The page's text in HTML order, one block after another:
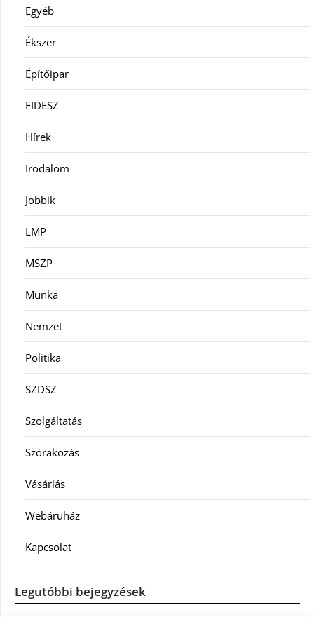
Egyéb
Ékszer
Építőipar
FIDESZ
Hírek
Irodalom
Jobbik
LMP
MSZP
Munka
Nemzet
Politika
SZDSZ
Szolgáltatás
Szórakozás
Vásárlás
Webáruház
Kapcsolat
Legutóbbi bejegyzések